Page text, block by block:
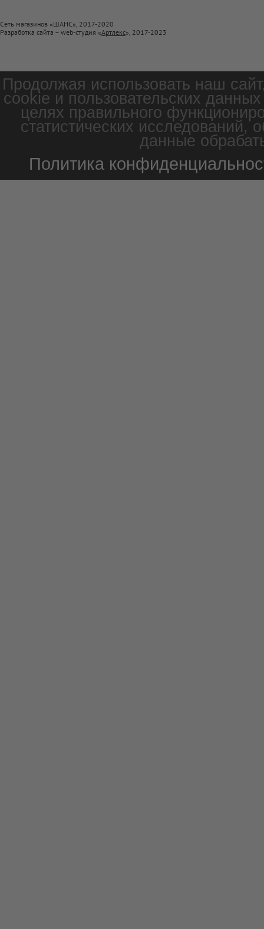
Сеть магазинов «ШАНС», 2017-2020
Разработка сайта – web-студия «Артлекс», 2017-2023
Продолжая использовать наш
cookie и пользовательских
целях правильного
статистических
данные
Политика